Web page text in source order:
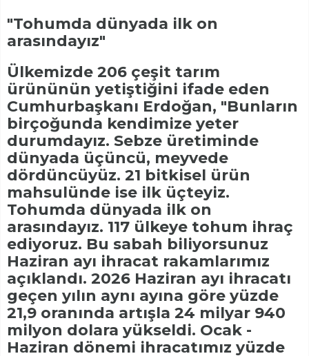
"Tohumda dünyada ilk on
arasındayız"
Ülkemizde 206 çeşit tarım
ürününün yetiştiğini ifade eden
Cumhurbaşkanı Erdoğan, "Bunların
birçoğunda kendimize yeter
durumdayız. Sebze üretiminde
dünyada üçüncü, meyvede
dördüncüyüz. 21 bitkisel ürün
mahsulünde ise ilk üçteyiz.
Tohumda dünyada ilk on
arasındayız. 117 ülkeye tohum ihraç
ediyoruz. Bu sabah biliyorsunuz
Haziran ayı ihracat rakamlarımız
açıklandı. 2026 Haziran ayı ihracatı
geçen yılın aynı ayına göre yüzde
21,9 oranında artışla 24 milyar 940
milyon dolara yükseldi. Ocak -
Haziran dönemi ihracatımız yüzde